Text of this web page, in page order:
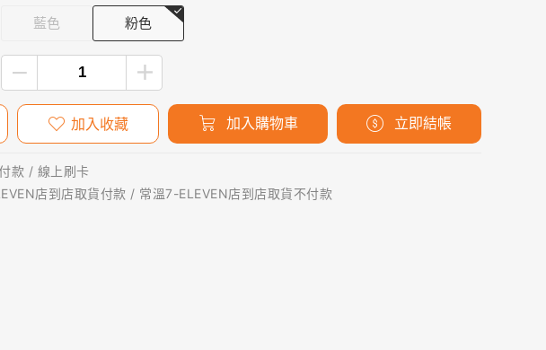
藍色 粉色
加入收藏 加入購物車 立即結帳
款 / 線上刷卡
店到店取貨付款 / 常溫7-ELEVEN店到店取貨不付款